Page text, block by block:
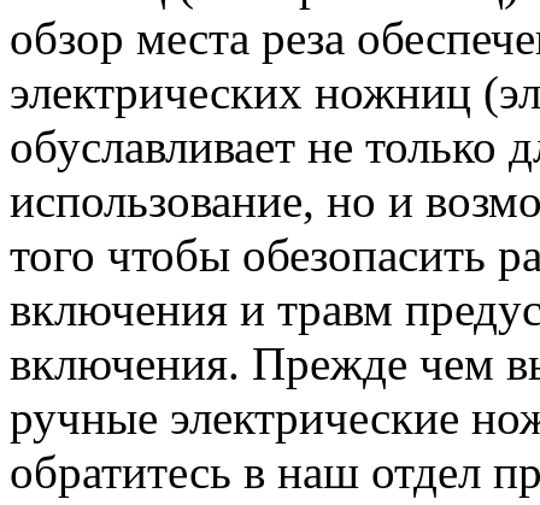
обзор места реза
электрических ножниц
обуславливает не только
использование, но и
того чтобы обезопасить
включения и травм
включения. Прежде чем
ручные электрические
обратитесь в наш отдел